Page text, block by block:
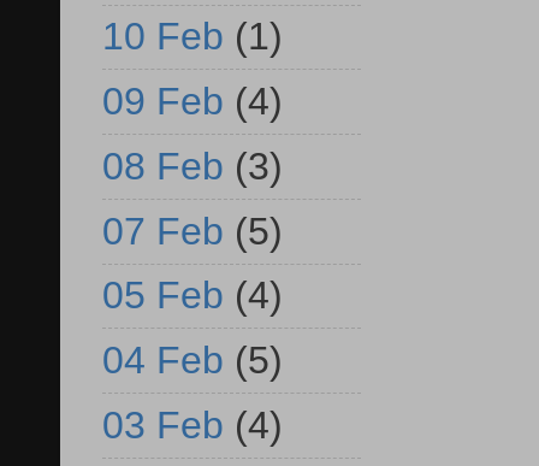
10 Feb (1)
09 Feb (4)
08 Feb (3)
07 Feb (5)
05 Feb (4)
04 Feb (5)
03 Feb (4)